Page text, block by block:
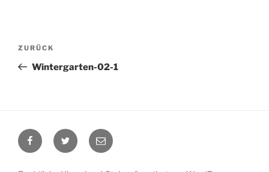
Beitragsnavigation
Vorheriger
Beitrag
ZURÜCK
Wintergarten-02-1
FacebookTwitter E-
Mail